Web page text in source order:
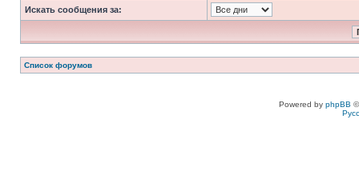
Искать сообщения за:
Список форумов
Powered by phpBB